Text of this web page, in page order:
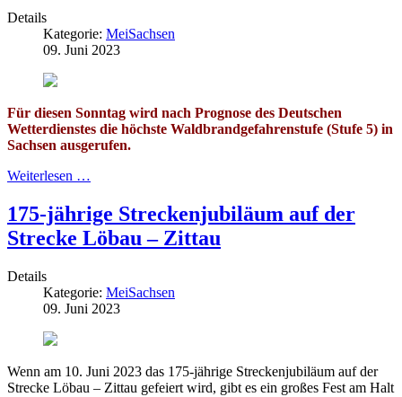
Details
Kategorie: MeiSachsen
09. Juni 2023
Für diesen Sonntag wird nach Prognose des Deutschen
Wetterdienstes die höchste Waldbrandgefahrenstufe (Stufe 5) in
Sachsen ausgerufen.
Weiterlesen …
175-jährige Streckenjubiläum auf der
Strecke Löbau – Zittau
Details
Kategorie: MeiSachsen
09. Juni 2023
Wenn am 10. Juni 2023 das 175-jährige Streckenjubiläum auf der
Strecke Löbau – Zittau gefeiert wird, gibt es ein großes Fest am Halt